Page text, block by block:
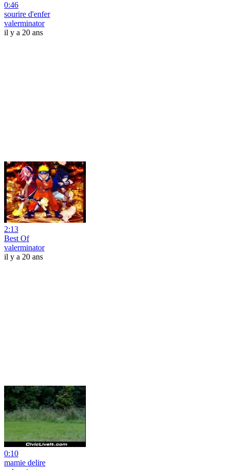
0:46
sourire d'enfer
valerminator
il y a 20 ans
2:13
Best Of
valerminator
il y a 20 ans
0:10
mamie delire